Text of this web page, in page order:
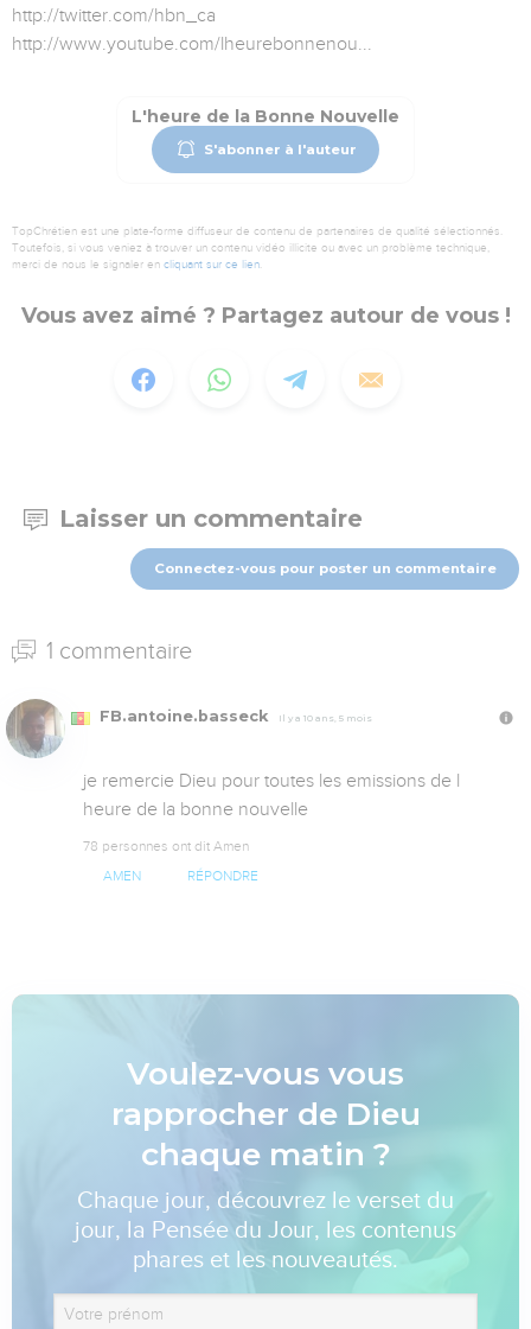
http://twitter.com/hbn_ca
http://www.youtube.com/lheurebonnenou...
L'heure de la Bonne Nouvelle
S'abonner à l'auteur
TopChrétien est une plate-forme diffuseur de contenu de partenaires de qualité sélectionnés.
Toutefois, si vous veniez à trouver un contenu vidéo illicite ou avec un problème technique,
merci de nous le signaler en cliquant sur ce lien.
Vous avez aimé ? Partagez autour de vous !
Laisser un commentaire
Connectez-vous pour poster un commentaire
1 commentaire
FB.antoine.basseck Il y a 10 ans, 5 mois
je remercie Dieu pour toutes les emissions de l
heure de la bonne nouvelle
78 personnes ont dit Amen
AMEN RÉPONDRE
Voulez-vous vous
rapprocher de Dieu
chaque matin ?
Chaque jour, découvrez le verset du
jour, la Pensée du Jour, les contenus
phares et les nouveautés.